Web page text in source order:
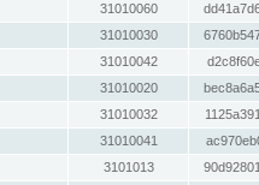
31010060
31010030
31010042
31010020
31010032
31010041
3101013